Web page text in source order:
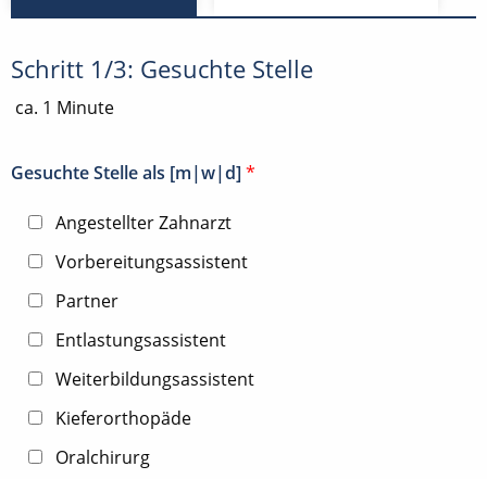
Schritt 1/3: Gesuchte Stelle
ca. 1 Minute
Gesuchte Stelle als [m|w|d] *
Angestellter Zahnarzt
Vorbereitungsassistent
Partner
Entlastungsassistent
Weiterbildungsassistent
Kieferorthopäde
Oralchirurg